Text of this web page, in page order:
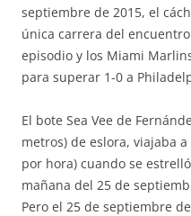
septiembre de 2015, el
única carrera del
episodio y los Miami
para superar 1-0 a
El bote Sea Vee de
metros) de eslora, viajaba
por hora) cuando se
mañana del 25 de
Pero el 25 de septiembre